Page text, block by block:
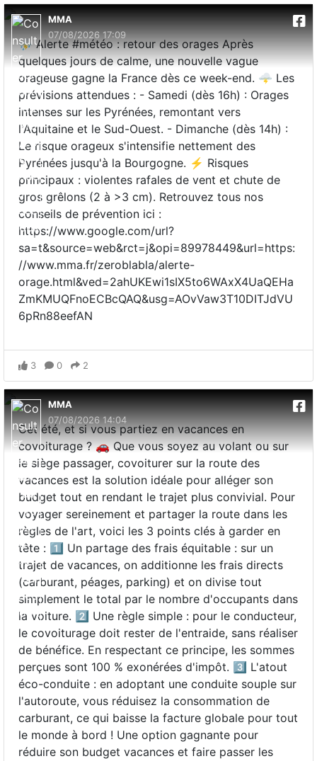
MMA
07/08/2026 17:09
⛈️ Alerte #météo : retour des orages Après
quelques jours de calme, une nouvelle vague
orageuse gagne la France dès ce week-end. 🌩️ Les
prévisions attendues : - Samedi (dès 16h) : Orages
intenses sur les Pyrénées, remontant vers
l'Aquitaine et le Sud-Ouest. - Dimanche (dès 14h) :
Le risque orageux s'intensifie nettement des
Pyrénées jusqu'à la Bourgogne. ⚡ Risques
principaux : violentes rafales de vent et chute de
gros grêlons (2 à >3 cm). Retrouvez tous nos
conseils de prévention ici :
https://www.google.com/url?
sa=t&source=web&rct=j&opi=89978449&url=https:
//www.mma.fr/zeroblabla/alerte-
orage.html&ved=2ahUKEwi1sIX5to6WAxX4UaQEHa
ZmKMUQFnoECBcQAQ&usg=AOvVaw3T10DITJdVU
6pRn88eefAN
3 0 2
MMA
07/08/2026 14:04
Cet été, et si vous partiez en vacances en
covoiturage ? 🚗 Que vous soyez au volant ou sur
le siège passager, covoiturer sur la route des
vacances est la solution idéale pour alléger son
budget tout en rendant le trajet plus convivial. Pour
voyager sereinement et partager la route dans les
règles de l'art, voici les 3 points clés à garder en
tête : 1️⃣ Un partage des frais équitable : sur un
trajet de vacances, on additionne les frais directs
(carburant, péages, parking) et on divise tout
simplement le total par le nombre d'occupants dans
la voiture. 2️⃣ Une règle simple : pour le conducteur,
le covoiturage doit rester de l'entraide, sans réaliser
de bénéfice. En respectant ce principe, les sommes
perçues sont 100 % exonérées d'impôt. 3️⃣ L'atout
éco-conduite : en adoptant une conduite souple sur
l'autoroute, vous réduisez la consommation de
carburant, ce qui baisse la facture globale pour tout
le monde à bord ! Une option gagnante pour
réduire son budget vacances et faire passer les